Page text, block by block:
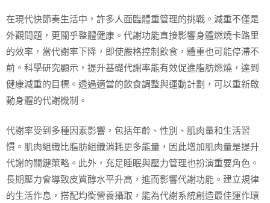
在現代快節奏生活中，許多人面臨體重管理的挑戰。減重不僅是
外觀問題，更關乎整體健康。代謝功能直接影響身體燃燒卡路里
的效率，當代謝率下降，即使嚴格控制飲食，體重也可能停滯不
前。科學研究顯示，提升基礎代謝率能有效促進脂肪燃燒，達到
健康減重的目標。透過適當的飲食調整與運動計劃，可以重新啟
動身體的代謝機制。
代謝率受到多種因素影響，包括年齡、性別、肌肉量和生活習
慣。肌肉組織比脂肪組織消耗更多能量，因此增加肌肉量是提升
代謝的關鍵策略。此外，充足睡眠與壓力管理也扮演重要角色。
長期壓力會導致皮質醇水平升高，進而影響代謝功能。建立規律
的生活作息，搭配均衡營養攝取，能為代謝系統創造最佳運作環